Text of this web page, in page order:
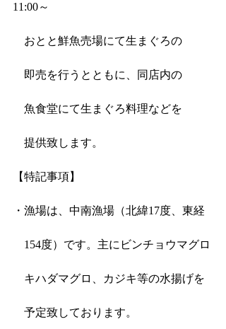
11:00～
おとと鮮魚売場にて生まぐろの
即売を行うとともに、同店内の
魚食堂にて生まぐろ料理などを
提供致します。
【特記事項】
・漁場は、中南漁場（北緯17度、東経
154度）です。主にビンチョウマグロ
キハダマグロ、カジキ等の水揚げを
予定致しております。